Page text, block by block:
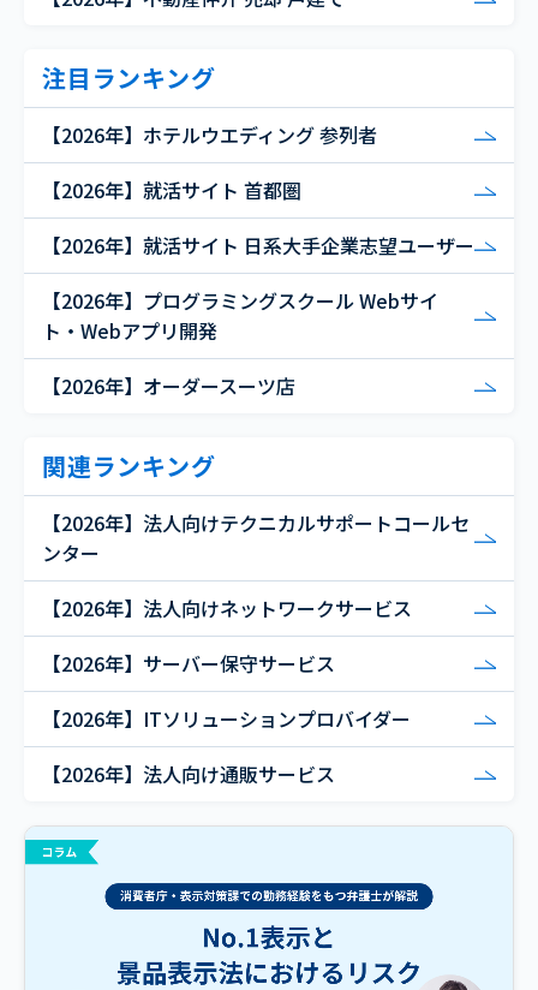
注目ランキング
【2026年】ホテルウエディング 参列者
【2026年】就活サイト 首都圏
【2026年】就活サイト 日系大手企業志望ユーザー
【2026年】プログラミングスクール Webサイ
ト・Webアプリ開発
【2026年】オーダースーツ店
関連ランキング
【2026年】法人向けテクニカルサポートコールセ
ンター
【2026年】法人向けネットワークサービス
【2026年】サーバー保守サービス
【2026年】ITソリューションプロバイダー
【2026年】法人向け通販サービス